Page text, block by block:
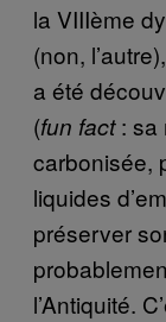
la VIIIème
(non,
a été
(fun fact: sa
carbonisée,
liquides
préserver
l’Antiquité.